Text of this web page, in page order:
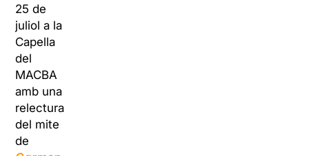
25 de
juliol a la
Capella
del
MACBA
amb una
relectura
del mite
de